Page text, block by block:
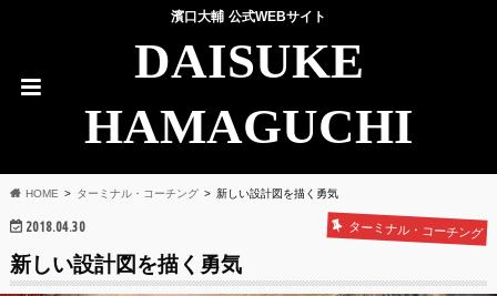
濱口大輔 公式WEBサイト
DAISUKE
HAMAGUCHI
HOME ターミナル・コーチング 新しい設計図を描く勇気
2018.04.30 ターミナル・コーチング
新しい設計図を描く勇気